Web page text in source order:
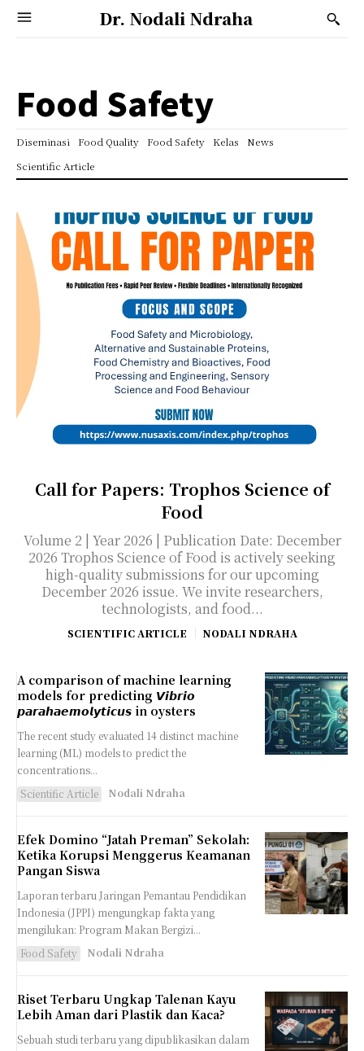
Dr. Nodali Ndraha
Food Safety
Diseminasi Food Quality Food Safety Kelas
News
Scientific Article
Call for Papers: Trophos Science of
Food
Volume 2 | Year 2026 | Publication Date: December
2026 Trophos Science of Food is actively seeking
high-quality submissions for our upcoming
December 2026 issue. We invite researchers,
technologists, and food...
SCIENTIFIC ARTICLE NODALI NDRAHA
A comparison of machine learning
models for predicting 𝙑𝙞𝙗𝙧𝙞𝙤
𝙥𝙖𝙧𝙖𝙝𝙖𝙚𝙢𝙤𝙡𝙮𝙩𝙞𝙘𝙪𝙨 in oysters
The recent study evaluated 14 distinct machine
learning (ML) models to predict the
concentrations...
Scientific Article
Nodali Ndraha
Efek Domino “Jatah Preman” Sekolah:
Ketika Korupsi Menggerus Keamanan
Pangan Siswa
Laporan terbaru Jaringan Pemantau Pendidikan
Indonesia (JPPI) mengungkap fakta yang
mengilukan: Program Makan Bergizi...
Food Safety
Nodali Ndraha
Riset Terbaru Ungkap Talenan Kayu
Lebih Aman dari Plastik dan Kaca?
Sebuah studi terbaru yang dipublikasikan dalam